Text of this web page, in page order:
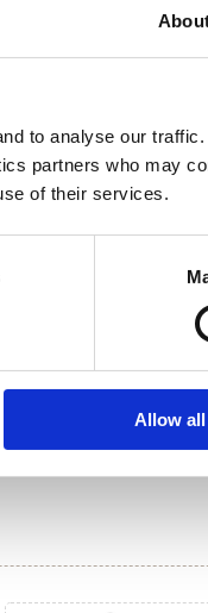
to analyse our
partners who may
of their services.
Allow all